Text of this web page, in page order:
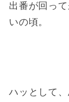
出番が回っ
いの頃。
ハッとして